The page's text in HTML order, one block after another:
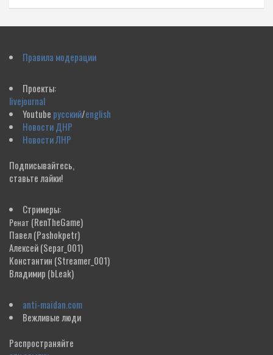
Правила модерации
Проекты:
livejournal
Youtube русский/english
Новости ДНР
Новости ЛНР
Подписывайтесь,
ставьте лайки!
Стримеры:
Ренат (RenTheGame)
Павел(Pashokpetr)
Алексей(Separ_001)
Константин (Streamer_001)
Владимир (bLeak)
anti-maidan.com
Вежливые люди
Распространяйте